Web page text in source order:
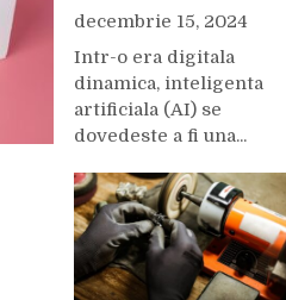
decembrie 15, 2024
Intr-o era digitala
dinamica, inteligenta
artificiala (AI) se
dovedeste a fi una...